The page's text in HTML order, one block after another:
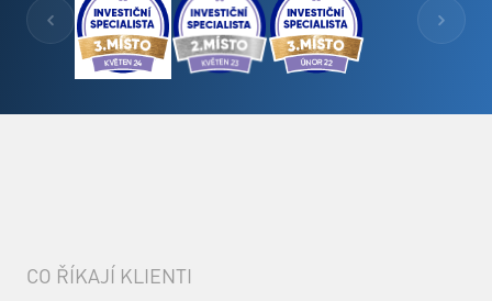
CO ŘÍKAJÍ KLIENTI